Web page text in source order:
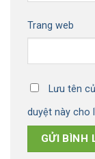
Trang web
Lưu tên
duyệt này cho